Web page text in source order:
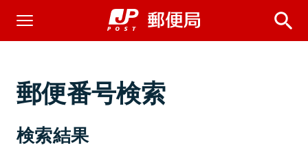
郵便番号検索
検索結果